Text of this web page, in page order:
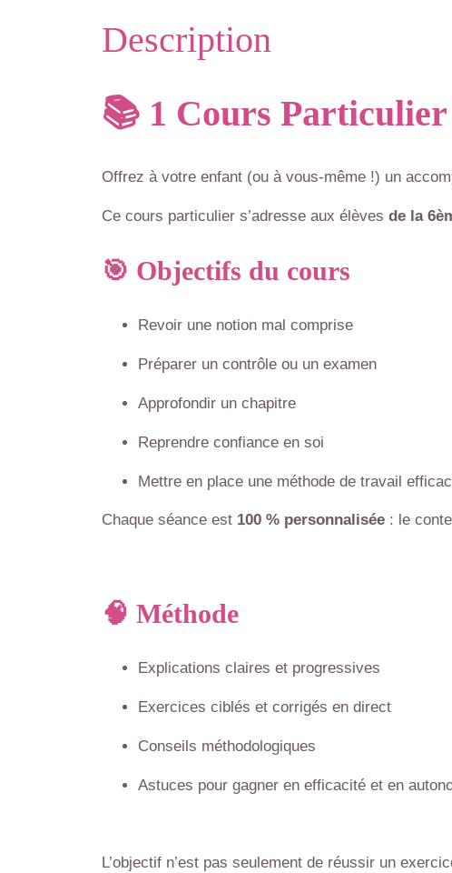
Description
📚 1 Cours
Offrez à votre enfant (ou à vous-même !) un
Ce cours particulier s’adresse aux élèves de la
🎯 Objectifs du cours
Revoir une notion mal comprise
Préparer un contrôle ou un examen
Approfondir un chapitre
Reprendre confiance en soi
Mettre en place une méthode de travail
Chaque séance est 100 % personnalisée : le
🧠 Méthode
Explications claires et progressives
Exercices ciblés et corrigés en direct
Conseils méthodologiques
Astuces pour gagner en efficacité et en
L’objectif n’est pas seulement de réussir un